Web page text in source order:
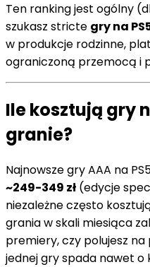
Ten ranking jest ogólny
szukasz stricte gry na
w produkcje rodzinne,
ograniczoną przemocą i
Ile kosztują gry
granie?
Najnowsze gry AAA na
~249-349 zł (edycje
niezależne często
grania w skali miesiąca
premiery, czy polujesz
jednej gry spada nawet